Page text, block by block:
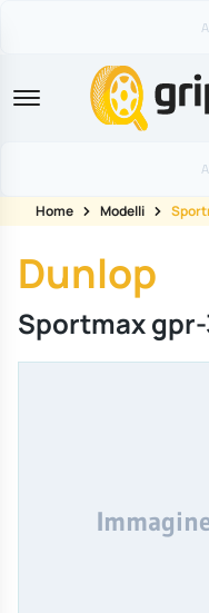
Home Modelli
Dunlop
Sportmax